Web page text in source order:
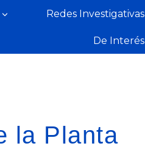
Redes Investigativas
De Interés
la Planta